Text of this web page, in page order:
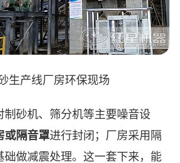
生产线厂房环保现场
制砂机、筛分机等主要噪音设
或隔音罩进行封闭；厂房采用隔
础做减震处理。这一套下来，能